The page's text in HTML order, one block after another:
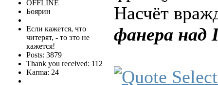
OFFLINE
Боярин
Если кажется, что
читерят, - то это не
кажется!
Posts: 3879
Thank you received: 112
Karma: 24
Насчёт
фанера